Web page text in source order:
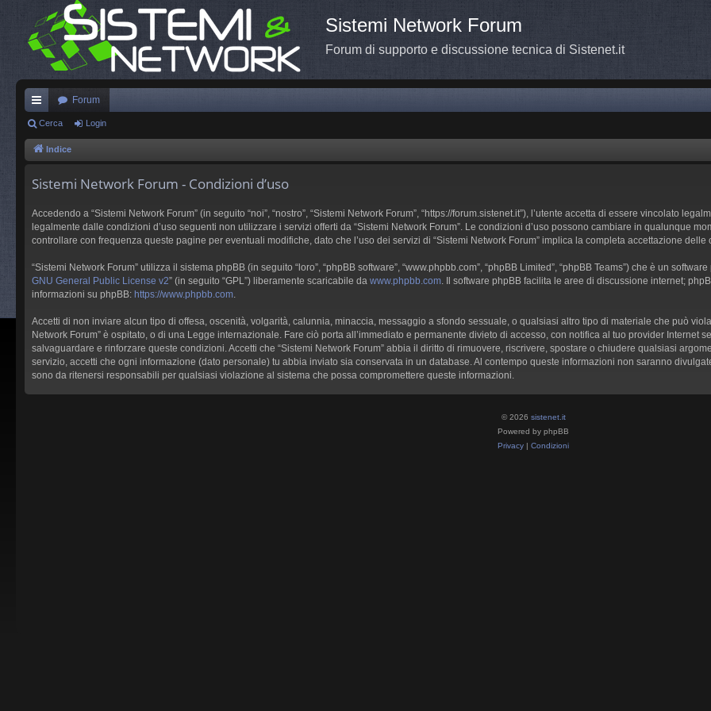
Sistemi Network Forum
Forum di supporto e discussione tecnica di Sistenet.it
oll
eg
en
ti
R
ap
Forum
Cerca Login
Indice
Sistemi Network Forum - Condizioni d’uso
Accedendo a “Sistemi Network Forum” (in seguito “noi”, “nostro”, “Sistemi Network Forum”, “https://forum.sistenet.it”), l’utente accetta di essere vincolato
legalmente dalle condizioni d’uso seguenti non utilizzare i servizi offerti da “Sistemi Network Forum”. Le condizioni d’uso possono cambiare in qualunque
controllare con frequenza queste pagine per eventuali modifiche, dato che l’uso dei servizi di “Sistemi Network Forum” implica la completa accettazione delle
“Sistemi Network Forum” utilizza il sistema phpBB (in seguito “loro”, “phpBB software”, “www.phpbb.com”, “phpBB Limited”, “phpBB Teams”) che è un
GNU General Public License v2” (in seguito “GPL”) liberamente scaricabile da www.phpbb.com . Il software phpBB facilita le aree di discussione internet;
informazioni su phpBB: https://www.phpbb.com
Accetti di non inviare alcun tipo di offesa, oscenità, volgarità, calunnia, minaccia, messaggio a sfondo sessuale, o qualsiasi altro tipo di materiale che può
Network Forum” è ospitato, o di una Legge internazionale. Fare ciò porta all’immediato e permanente divieto di accesso, con notifica al tuo provider Internet
salvaguardare e rinforzare queste condizioni. Accetti che “Sistemi Network Forum” abbia il diritto di rimuovere, riscrivere, spostare o chiudere qualsiasi
servizio, accetti che ogni informazione (dato personale) tu abbia inviato sia conservata in un database. Al contempo queste informazioni non saranno
sono da ritenersi responsabili per qualsiasi violazione al sistema che possa compromettere queste informazioni.
© 2026 sistenet.it
Powered by phpBB
Privacy | Condizioni